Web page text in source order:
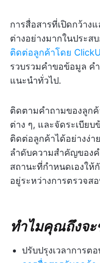
การสื่อสารที่เปิดกว้าง
ต่างอย่างมากในประส
ติดต่อลูกค้าโดย
รวบรวมคำขอข้อมูล ค
แนะนำทั่วไป.
ติดตามคำถามของลูก
ต่าง ๆ, และจัดระเบีย
ติดต่อลูกค้าได้อย่างง่า
ลำดับความสำคัญของ
สถานะที่กำหนดเองให้
อยู่ระหว่างการตรวจส
ทำไมคุณถึงจ
ปรับปรุงเวลาการต